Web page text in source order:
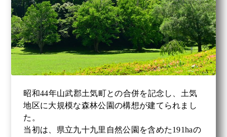
昭和44年山武郡土気町との合併を記念し、土気
地区に大規模な森林公園の構想が建てられまし
た。
当初は、県立九十九里自然公園を含めた191haの